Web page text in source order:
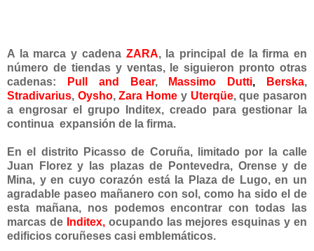
A la marca y cadena ZARA, la principal de la firma en
número de tiendas y ventas, le siguieron pronto otras
cadenas:
Pull and Bear, Massimo Dutti, Berska,
Stradivarius, Oysho,Zara Home y Uterqüe, que pasaron
a engrosar el grupo Inditex, creado para gestionar la
continua expansión de la firma.
En el distrito Picasso de Coruña, limitado por la calle
Juan Florez y las plazas de Pontevedra, Orense y de
Mina, y en cuyo corazón está la Plaza de Lugo, en un
agradable paseo mañanero con sol, como ha sido el de
esta mañana, nos podemos encontrar con todas las
marcas de Inditex, ocupando las mejores esquinas y en
edificios coruñeses casi emblemáticos.